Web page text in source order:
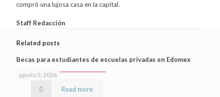
compró una lujosa casa en la capital.
Staff Redacción
Related posts
agosto 5, 2026
Becas para estudiantes de escuelas privadas en Edomex
Read more